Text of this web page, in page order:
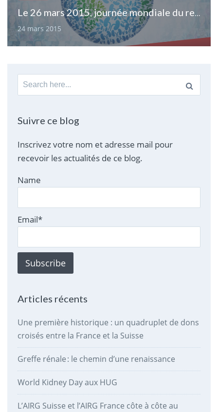
Le 26 mars 2015, journée mondiale du rein
24 mars 2015
Search
for:
Suivre ce blog
Inscrivez votre nom et adresse mail pour
recevoir les actualités de ce blog.
Name
Email*
Articles récents
Une première historique : un quadruplet de dons
croisés entre la France et la Suisse
Greffe rénale : le chemin d’une renaissance
World Kidney Day aux HUG
L’AIRG Suisse et l’AIRG France côte à côte au